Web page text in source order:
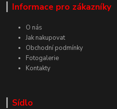
Informace pro zákazníky
O nás
Jak nakupovat
Obchodní podmínky
Fotogalerie
Kontakty
Sídlo